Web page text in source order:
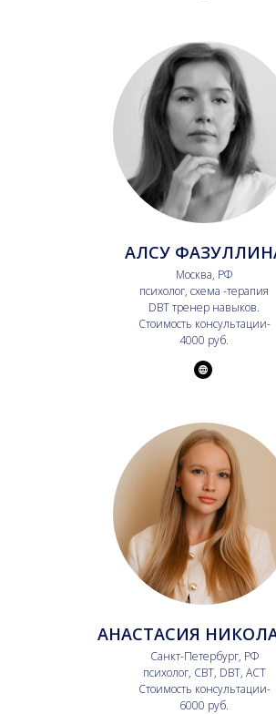
АЛСУ
Москва, РФ
психолог, схема -терапия
DBT тренер навыков.
Стоимость консультации-
4000 руб.
АНАСТАСИЯ
Санкт-Петербург, РФ
психолог, CBT, DBT, АСТ
Стоимость консультации-
6000 руб.